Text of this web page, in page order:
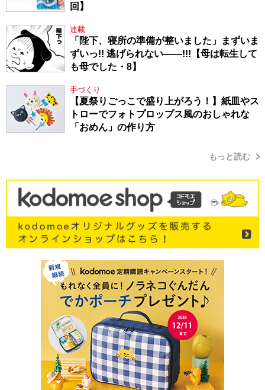
回】
連載
「陛下、寝所の準備が整いました」まずいま
ずいっ!! 逃げられない――!!!【母は転生して
も母でした・8】
手づくり
【夏祭りごっこで盛り上がろう！】紙皿やス
トローでフォトプロップス風のおしゃれな
「おめん」の作り方
もっと読む